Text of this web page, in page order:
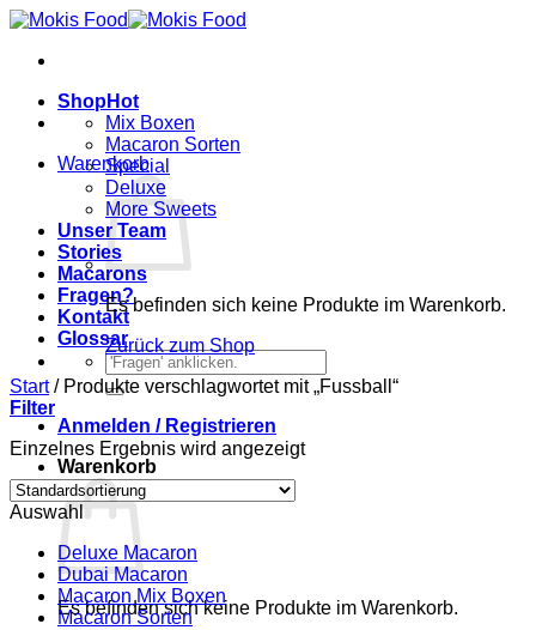
Zum
springen
Shop
Mix Boxen
Macaron Sorten
Special
Deluxe
More Sweets
Unser Team
Stories
Macarons
Fragen?
Kontakt
Glossar
Suchen
nach:
Anmelden / Registrieren
Warenkorb
Es befinden sich keine Produkte im Warenkorb.
Warenkorb
Es befinden sich keine Produkte im Warenkorb.
Zurück zum Shop
Start /Produkte verschlagwortet mit „Fussball“
Filter
Einzelnes Ergebnis wird angezeigt
Auswahl
Deluxe Macaron
Dubai Macaron
Macaron Mix Boxen
Macaron Sorten